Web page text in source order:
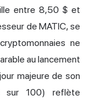
entre 8,50 $ et
de MATIC, se
ne
au lancement
majeure de son
sur 100) reflète